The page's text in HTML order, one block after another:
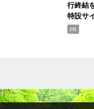
行終結
特設
PR